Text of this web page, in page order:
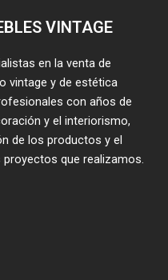
VINTAGE
en la venta de
vintage y de estética
con años de
y el interiorismo,
de los productos y el
que realizamos.